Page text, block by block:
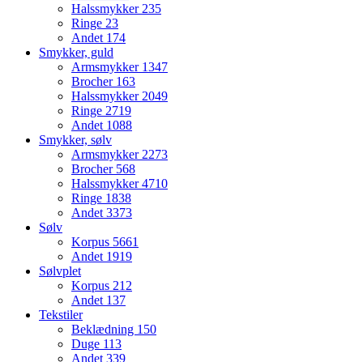
Halssmykker 235
Ringe 23
Andet 174
Smykker, guld
Armsmykker 1347
Brocher 163
Halssmykker 2049
Ringe 2719
Andet 1088
Smykker, sølv
Armsmykker 2273
Brocher 568
Halssmykker4710
Ringe 1838
Andet 3373
Sølv
Korpus 5661
Andet 1919
Sølvplet
Korpus 212
Andet 137
Tekstiler
Beklædning 150
Duge 113
Andet 339